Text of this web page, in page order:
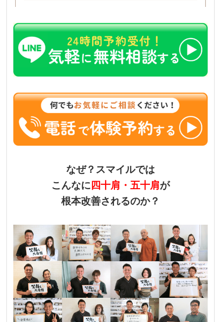
なぜ？ スマイルでは
こんなに 四十肩・五十肩が
根本改善されるのか？